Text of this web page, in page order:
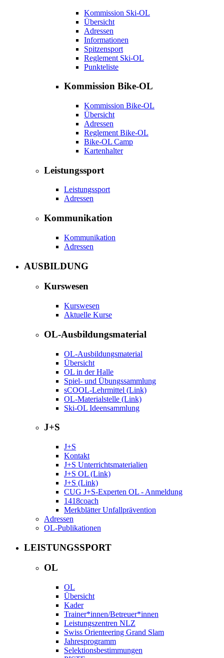
Kommission Ski-OL
Übersicht
Adressen
Informationen
Spitzensport
Reglement Ski-OL
Punkteliste
Kommission Bike-OL
Kommission Bike-OL
Übersicht
Adressen
Reglement Bike-OL
Bike-OL Camp
Kartenhalter
Leistungssport
Leistungssport
Adressen
Kommunikation
Kommunikation
Adressen
AUSBILDUNG
Kurswesen
Kurswesen
Aktuelle Kurse
OL-Ausbildungsmaterial
OL-Ausbildungsmaterial
Übersicht
OL in der Halle
Spiel- und Übungssammlung
sCOOL-Lehrmittel (Link)
OL-Materialstelle (Link)
Ski-OL Ideensammlung
J+S
J+S
Kontakt
J+S Unterrichtsmaterialien
J+S OL (Link)
J+S (Link)
CUG J+S-Experten OL - Anmeldung
1418coach
Merkblätter Unfallprävention
Adressen
OL-Publikationen
LEISTUNGSSPORT
OL
OL
Übersicht
Kader
Trainer*innen/Betreuer*innen
Leistungszentren NLZ
Swiss Orienteering Grand Slam
Jahresprogramm
Selektionsbestimmungen